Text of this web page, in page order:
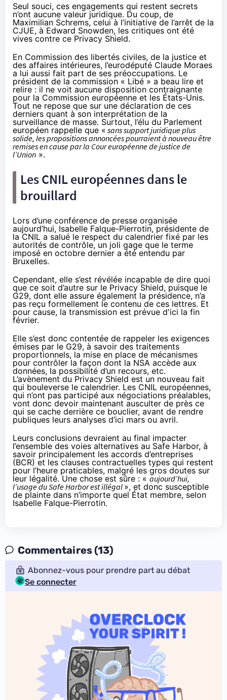
Seul souci, ces engagements qui restent secrets
n’ont aucune valeur juridique. Du coup, de
Maximilian Schrems, celui à l’initiative de l’arrêt de la
CJUE, à Edward Snowden, les critiques ont été
vives contre ce Privacy Shield.
En Commission des libertés civiles, de la justice et
des affaires intérieures, l’eurodéputé Claude Moraes
a lui aussi fait part de ses préoccupations. Le
président de la commission « Libé » a beau lire et
relire : il ne voit aucune disposition contraignante
pour la Commission européenne et les États-Unis.
Tout ne repose que sur une déclaration de ces
derniers quant à son interprétation de la
surveillance de masse. Surtout, l’élu du Parlement
européen rappelle que « sans support juridique plus
solide, les propositions annoncées pourraient à nouveau être
remises en cause par la Cour européenne de justice de
l’Union ».
Les CNIL européennes dans le
brouillard
Lors d’une conférence de presse organisée
aujourd’hui, Isabelle Falque-Pierrotin, présidente de
la CNIL a salué le respect du calendrier fixé par les
autorités de contrôle, un joli gage que le terme
imposé en octobre dernier a été entendu par
Bruxelles.
Cependant, elle s’est révélée incapable de dire quoi
que ce soit d’autre sur le Privacy Shield, puisque le
G29, dont elle assure également la présidence, n’a
pas reçu formellement le contenu de ces lettres. Et
pour cause, la transmission est prévue d'ici la fin
février.
Elle s’est donc contentée de rappeler les exigences
émises par le G29, à savoir des traitements
proportionnels, la mise en place de mécanismes
pour contrôler la façon dont la NSA accède aux
données, la possibilité d’un recours, etc.
L’avènement du Privacy Shield est un nouveau fait
qui bouleverse le calendrier. Les CNIL européennes,
qui n’ont pas participé aux négociations préalables,
vont donc devoir maintenant ausculter de près ce
qui se cache derrière ce bouclier, avant de rendre
publiques leurs analyses d’ici mars ou avril.
Leurs conclusions devraient au final impacter
l’ensemble des voies alternatives au Safe Harbor, à
savoir principalement les accords d’entreprises
(BCR) et les clauses contractuelles types qui restent
pour l’heure praticables, malgré les gros doutes sur
leur légalité. Une chose est sûre : « aujourd’hui,
l’usage du Safe Harbor est illégal », et donc susceptible
de plainte dans n’importe quel État membre, selon
Isabelle Falque-Pierrotin.
Commentaires (13)
Abonnez-vous pour prendre part au débat
Se connecter